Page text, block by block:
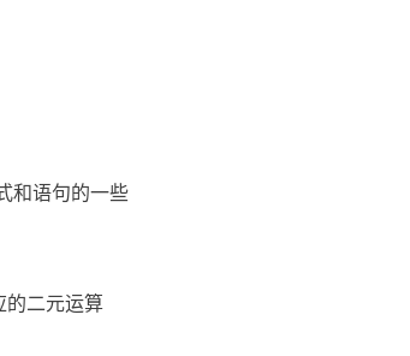
和语句的一些
的二元运算